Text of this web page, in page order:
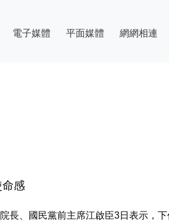
電子媒體 平面媒體 網網相連
命感
長、國民黨前主席江啟臣3日表示，